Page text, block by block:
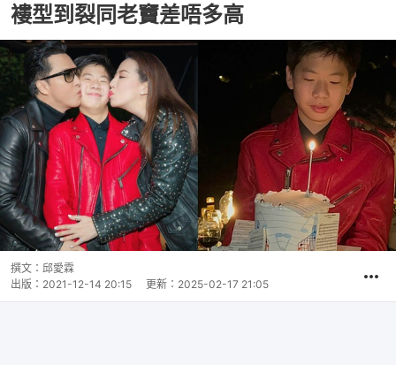
褸型到裂同老竇差唔多高
撰文： 邱愛霖
出版： 2021-12-14 20:15 更新： 2025-02-17 21:05